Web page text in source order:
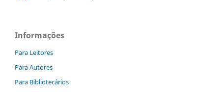
Informações
Para Leitores
Para Autores
Para Bibliotecários